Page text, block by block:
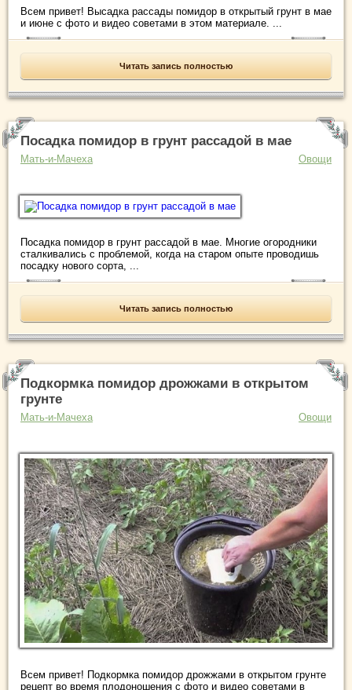
Всем привет! Высадка рассады помидор в открытый грунт в мае
и июне с фото и видео советами в этом материале. ...
Читать запись полностью
Посадка помидор в грунт рассадой в мае
Мать-и-Мачеха Овощи
Посадка помидор в грунт рассадой в мае. Многие огородники
сталкивались с проблемой, когда на старом опыте проводишь
посадку нового сорта, ...
Читать запись полностью
Подкормка помидор дрожжами в открытом
грунте
Мать-и-Мачеха Овощи
Всем привет! Подкормка помидор дрожжами в открытом грунте
рецепт во время плодоношения с фото и видео советами в